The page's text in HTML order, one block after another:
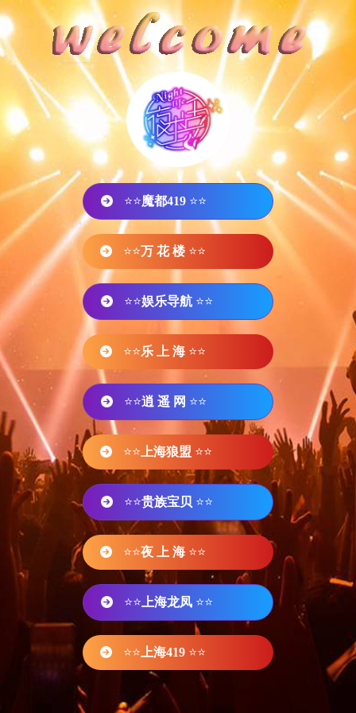
⭐⭐魔都419 ⭐⭐
⭐⭐万 花 楼 ⭐⭐
⭐⭐娱乐导航 ⭐⭐
⭐⭐乐 上 海 ⭐⭐
⭐⭐逍 遥 网 ⭐⭐
⭐⭐ 上海狼盟 ⭐⭐
⭐⭐贵族宝贝 ⭐⭐
⭐⭐夜 上 海 ⭐⭐
⭐⭐ 上海龙凤 ⭐⭐
⭐⭐ 上海419 ⭐⭐